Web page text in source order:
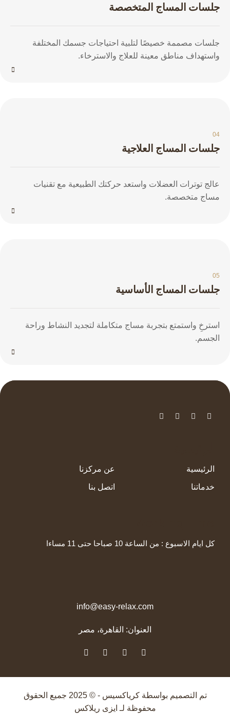
جلسات المساج المتخصصة
جلسات مصممة خصيصًا لتلبية احتياجات جسمك المختلفة
واستهداف مناطق معينة للعلاج والاسترخاء.
04
جلسات المساج العلاجية
عالج توترات العضلات واستعد حركتك الطبيعية مع تقنيات
مساج متخصصة.
05
جلسات المساج الأساسية
استرخِ واستمتع بتجربة مساج متكاملة لتجديد النشاط وراحة
الجسم.
الرئيسية عن مركزنا
خدماتنا اتصل بنا
كل ايام الاسبوع : من الساعة 10 صباحا حتى 11 مساءا
info@easy-relax.com
العنوان: القاهرة، مصر
تم التصميم بواسطةكرياكسيس
- © 2025 جميع الحقوق
محفوظة لـ ايزى ريلاكس